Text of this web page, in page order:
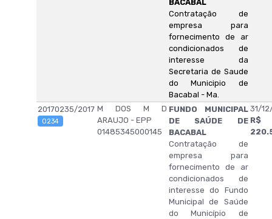
BACABAL
Contratação de
empresa para
fornecimento de ar
condicionados de
interesse da
Secretaria de Saude
do Municipio de
Bacabal - Ma.
20170235/2017
0234
M DOS M D
ARAUJO - EPP
01485345000145
FUNDO MUNICIPAL
DE SAÚDE DE
BACABAL
Contratação de
empresa para
fornecimento de ar
condicionados de
interesse do Fundo
Municipal de Saúde
do Município de
31/
R$